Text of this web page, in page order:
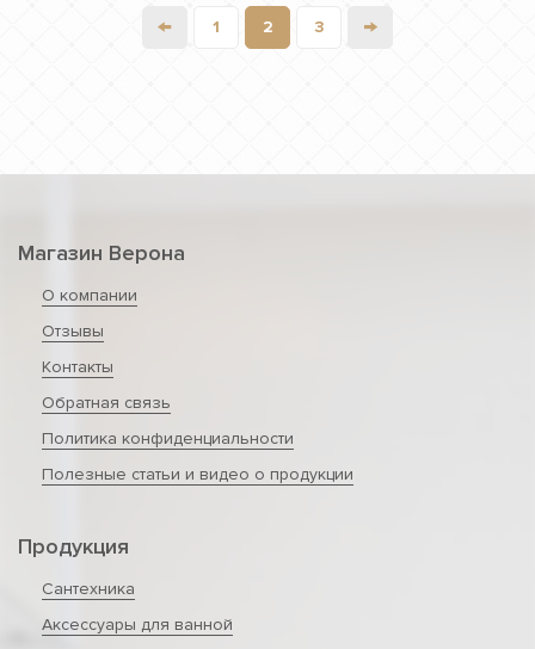
← 1 2 3 →
Магазин Верона
О компании
Отзывы
Контакты
Обратная связь
Политика конфиденциальности
Полезные статьи и видео о продукции
Продукция
Сантехника
Аксессуары для ванной